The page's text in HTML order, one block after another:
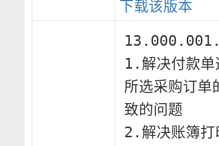
下载该版本
1.解决付款单
所选采购订单
致的问题
2.解决账簿打